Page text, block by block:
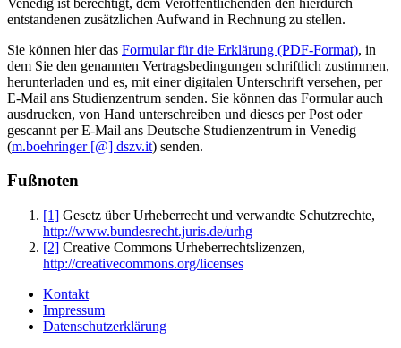
entstandenen zusätzlichen Aufwand in Rechnung zu stellen.
Sie können hier das Formular für die Erklärung (PDF-Format), in
dem Sie den genannten Vertragsbedingungen schriftlich zustimmen,
herunterladen und es, mit einer digitalen Unterschrift versehen, per
E-Mail ans Studienzentrum senden. Sie können das Formular auch
ausdrucken, von Hand unterschreiben und dieses per Post oder
gescannt per E-Mail ans Deutsche Studienzentrum in Venedig
(m.boehringer [@] dszv.it) senden.
Fußnoten
[1] Gesetz über Urheberrecht und verwandte Schutzrechte,
http://www.bundesrecht.juris.de/urhg
[2] Creative Commons Urheberrechtslizenzen,
http://creativecommons.org/licenses
Kontakt
Impressum
Datenschutzerklärung